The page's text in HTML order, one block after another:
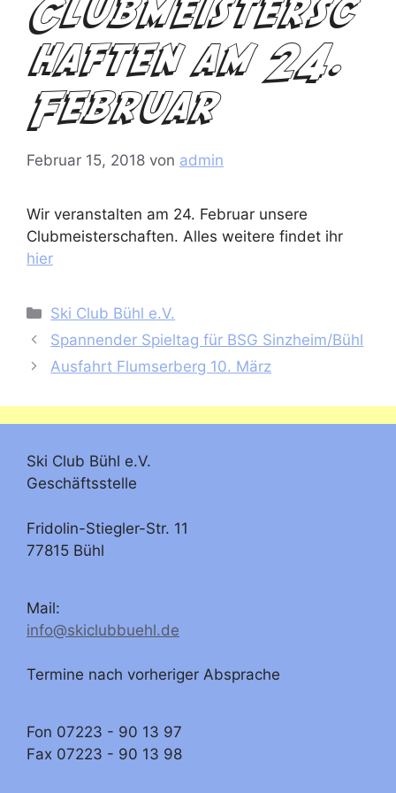
Clubmeistersc
haften am 24.
Februar
Februar 15, 2018 von admin
Wir veranstalten am 24. Februar unsere
Clubmeisterschaften. Alles weitere findet ihr
hier
Kategorien
Ski Club Bühl e.V.
Spannender Spieltag für BSG Sinzheim/Bühl
Ausfahrt Flumserberg 10. März
Ski Club Bühl e.V.
Geschäftsstelle
Fridolin-Stiegler-Str. 11
77815 Bühl
Mail:
info@skiclubbuehl.de
Termine nach vorheriger Absprache
Fon 07223 - 90 13 97
Fax 07223 - 90 13 98